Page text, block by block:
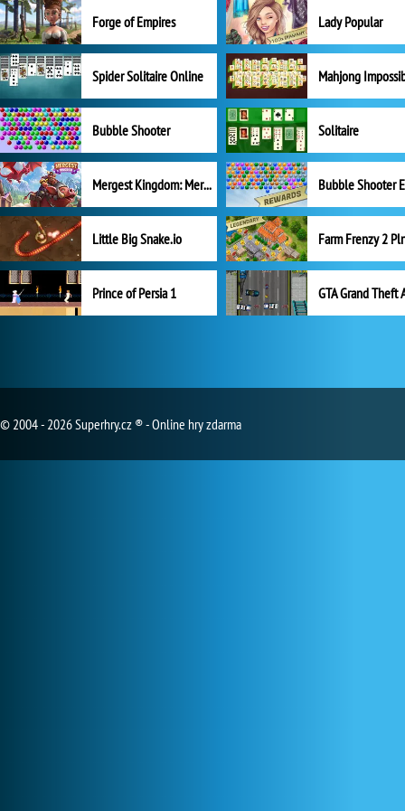
Forge of Empires Lady Popular
Spider Solitaire Online Mahjong
Bubble Shooter Solitaire
Mergest Kingdom: Merge Puzzle
Little Big Snake.io
Prince of Persia 1 GTA Grand Theft
© 2004 - 2026 Superhry.cz ® - Online hry zdarma